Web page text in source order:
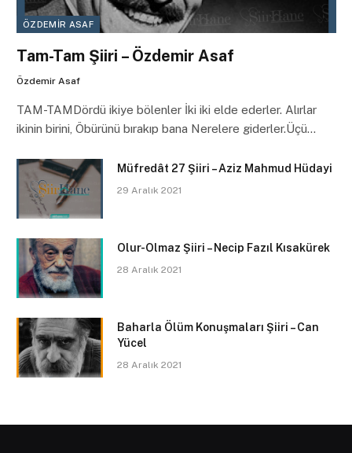
ÖZDEMIR ASAF
Tam-Tam Şiiri – Özdemir Asaf
Özdemir Asaf
TAM-TAMDördü ikiye bölenler İki iki elde ederler. Alırlar
ikinin birini, Öbürünü bırakıp bana Nerelere giderler.Üçü…
Müfredât 27 Şiiri – Aziz Mahmud Hüdayi
29 Aralık 2021
Olur-Olmaz Şiiri – Necip Fazıl Kısakürek
28 Aralık 2021
Baharla Ölüm Konuşmaları Şiiri – Can
Yücel
28 Aralık 2021